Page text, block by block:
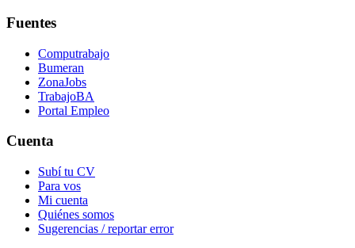
Fuentes
Computrabajo
Bumeran
ZonaJobs
TrabajoBA
Portal Empleo
Cuenta
Subí tu CV
Para vos
Mi cuenta
Quiénes somos
Sugerencias / reportar error